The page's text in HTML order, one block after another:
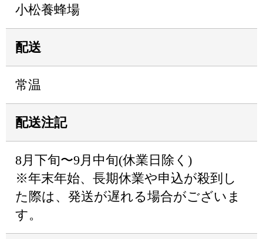
小松養蜂場
配送
常温
配送注記
8月下旬〜9月中旬(休業日除く)
※年末年始、長期休業や申込が殺到し
た際は、発送が遅れる場合がございま
す。